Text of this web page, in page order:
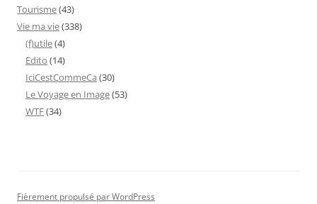
Tourisme(43)
Vie ma vie(338)
(f)utile(4)
Edito (14)
IciCestCommeCa (30)
Le Voyage en Image(53)
WTF(34)
Fièrement propulsé par WordPress